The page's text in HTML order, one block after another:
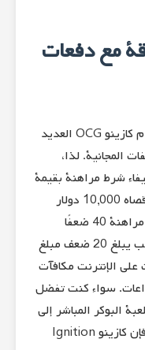
مع دفعات
بالإضافة إلى باقة ترحيبية مميزة، يقدم كازينو OCG العديد
المجانية. لذا،
استيفاء شرط مراهنة بقيمة
40,000 دولار أمريكي لسحب مبلغ أقصاه 10,000 دولار
أمريكي. وترتبط هذه المكافآت بشرط مراهنة 40 ضعفًا
(الإيداع + المكافأة) وحد أقصى للسحب يبلغ 20 ضعف مبلغ
على الإنترنت مكافآت
سواء كنت تفضل
البوكر المباشر إلى
جانب ألعاب الكازينو المفضلة لديك، فإن كازينو Ignition